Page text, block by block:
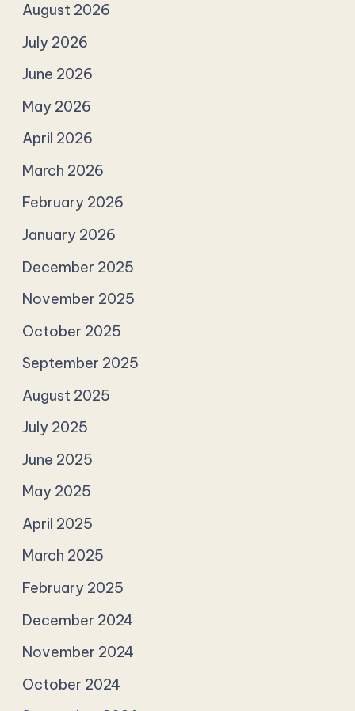
August 2026
July 2026
June 2026
May 2026
April 2026
March 2026
February 2026
January 2026
December 2025
November 2025
October 2025
September 2025
August 2025
July 2025
June 2025
May 2025
April 2025
March 2025
February 2025
December 2024
November 2024
October 2024